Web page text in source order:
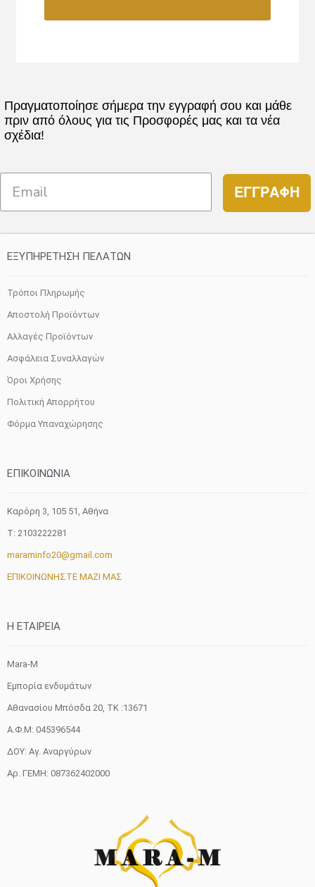
Πραγματοποίησε σήμερα την εγγραφή σου και μάθε
πριν από όλους για τις Προσφορές μας και τα νέα
σχέδια!
ΕΓΓΡΑΦΗ
ΕΞΥΠΗΡΕΤΗΣΗ ΠΕΛΑΤΩΝ
Τρόποι Πληρωμής
Αποστολή Προϊόντων
Αλλαγές Προϊόντων
Ασφάλεια Συναλλαγών
Όροι Χρήσης
Πολιτική Απορρήτου
Φόρμα Υπαναχώρησης
ΕΠΙΚΟΙΝΩΝΙΑ
Καρόρη 3, 105 51, Aθήνα
T: 2103222281
maraminfo20@gmail.com
ΕΠΙΚΟΙΝΩΝΗΣΤΕ ΜΑΖΙ ΜΑΣ
H ETAIΡΕΙΑ
Mara-M
Εμπορία ενδυμάτων
Αθανασίου Μπόσδα 20, ΤΚ :13671
Α.Φ.Μ: 045396544
ΔΟΥ: Αγ. Αναργύρων
Αρ. ΓΕΜΗ: 087362402000